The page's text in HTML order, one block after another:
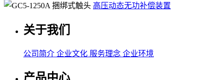
高压动态无功补偿装置
关于我们
公司简介 企业文化 服务理念 企业环境